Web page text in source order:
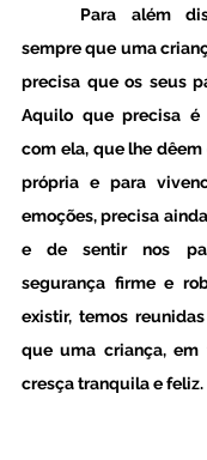
Para além
sempre que uma
precisa que os seus
Aquilo que precisa é
com ela, que lhe
própria e para
emoções, precisa
e de sentir nos
segurança firme e
existir, temos
que uma criança,
cresça tranquila e feliz.